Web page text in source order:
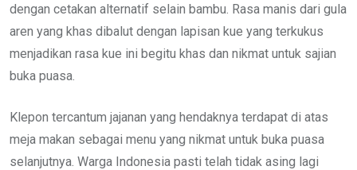
dengan cetakan alternatif selain bambu. Rasa manis dari gula
aren yang khas dibalut dengan lapisan kue yang terkukus
menjadikan rasa kue ini begitu khas dan nikmat untuk sajian
buka puasa.
Klepon tercantum jajanan yang hendaknya terdapat di atas
meja makan sebagai menu yang nikmat untuk buka puasa
selanjutnya. Warga Indonesia pasti telah tidak asing lagi